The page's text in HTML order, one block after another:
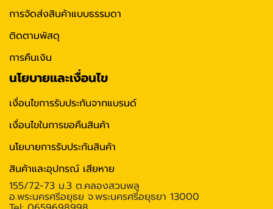
การจัดส่งสินค้าแบบธรรมดา
ติดตามพัสดุ
การคืนเงิน
นโยบายและเงื่อนไข
เงื่อนไขการรับประกันจากแบรนด์
เงื่อนไขในการขอคืนสินค้า
นโยบายการรับประกันสินค้า
สินค้าและอุปกรณ์ เสียหาย
155/72-73 ม.3 ต.คลองสวนพลู
อ.พระนครศรีอยุธย จ.พระนครศรีอยุธยา 13000